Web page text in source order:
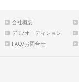
会社概要
デモ/オーディション
FAQ/お問合せ